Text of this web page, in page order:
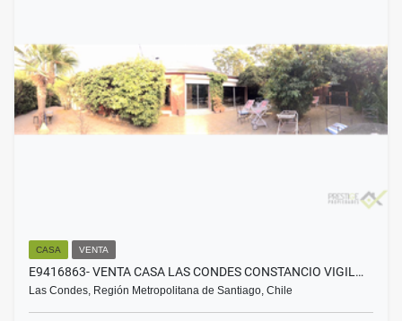
CASA VENTA
E9416863- VENTA CASA LAS CONDES CONSTANCIO VIGIL…
Las Condes, Región Metropolitana de Santiago, Chile